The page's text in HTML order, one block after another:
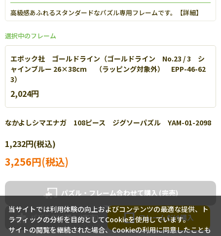
高級感あふれるスタンダードなパズル専用フレームです。【詳細】
エポック社 パネルマックス
軽量なアルミを使用し丈夫で扱いやすいパネルです。【
選択中のフレーム
エポック社 ゴールドライン（ゴールドライン No.23 / 3 シ
ャインブルー 26×38cm （ラッピング対象外） EPP-46-62
3）
2,024円
なかよしシマエナガ 108ピース ジグソーパズル YAM-01-2098
1,232円(税込)
3,256円(税込)
パズル・フレーム合わせて購入
パズルだけ購入 フレームだけ購入
当サイトでは利用体験の向上およびコンテンツの最適な提供、ト
ラフィックの分析を目的としてCookieを使用しています。
サイトの閲覧を継続された場合、Cookieの利用に同意したことも